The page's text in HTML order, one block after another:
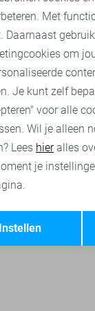
de Yong vesten
cookies
Terug
Met
Daarnaast
om
Je kunt zelf
voor alle
Wil je alleen
Lees hieralles
je
Instellen